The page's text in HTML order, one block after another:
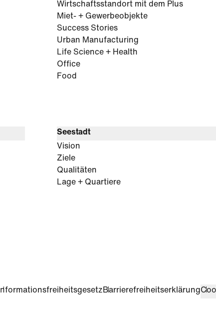
Wirtschaftsstandort mit dem Plus
Miet- + Gewerbeobjekte
Success Stories
Urban Manufacturing
Life Science + Health
Office
Food
Seestadt
Vision
Ziele
Qualitäten
Lage + Quartiere
InformationsfreiheitsgesetzBarrierefreiheitserklärung